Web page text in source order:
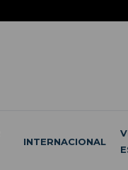
INTERNACIONAL